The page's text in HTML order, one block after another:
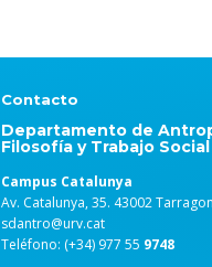
Contacto
Departamento de
Filosofía y Trabajo Social
Campus Catalunya
Av. Catalunya, 35. 43002
sdantro@urv.cat
Teléfono: (+34) 977 55 9748